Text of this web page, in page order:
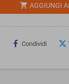
shopping_cart AGGIUNGI
Condividi